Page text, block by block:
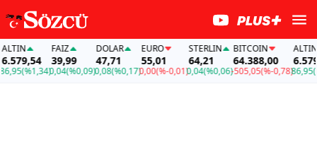
(%1,34)
FAİZ
39,99
0,04(%0,09)
DOLAR
47,71
0,08(%0,17)
EURO
55,01
0,00(%-0,01)
STERLIN
64,21
0,04(%0,06)
BITCOIN
64.388,00
-505,05(%-0,78)
ALTIN
6.579,54
86,95